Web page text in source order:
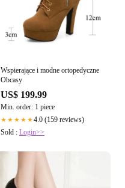
Wspierające i modne ortopedyczne
Obcasy
US$ 199.99
Min. order: 1 piece
★★★★★4.0 (159 reviews)
Sold : Login>>